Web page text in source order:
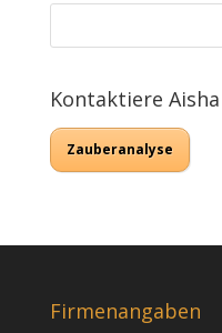
Kontaktiere Aisha
Zauberanalyse
Firmenangaben